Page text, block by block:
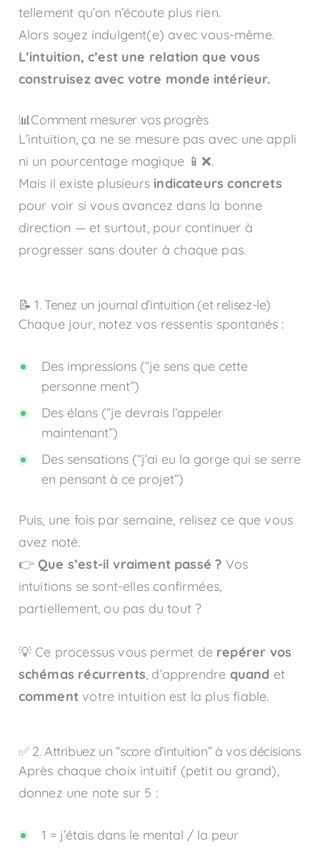
tellement qu’on n’écoute plus rien.
Alors soyez indulgent(e) avec vous-même.
L’intuition, c’est une relation que vous
construisez avec votre monde intérieur.
📊Comment mesurer vos progrès
L’intuition, ça ne se mesure pas avec une appli
ni un pourcentage magique 📱❌.
Mais il existe plusieurs indicateurs concrets
pour voir si vous avancez dans la bonne
direction — et surtout, pour continuer à
progresser sans douter à chaque pas.
📝 1. Tenez un journal d’intuition (et relisez-le)
Chaque jour, notez vos ressentis spontanés :
Des impressions (“je sens que cette
personne ment”)
Des élans (“je devrais l’appeler
maintenant”)
Des sensations (“j’ai eu la gorge qui se serre
en pensant à ce projet”)
Puis, une fois par semaine, relisez ce que vous
avez noté.
👉Que s’est-il vraiment passé ? Vos
intuitions se sont-elles confirmées,
partiellement, ou pas du tout ?
💡 Ce processus vous permet de repérer vos
schémas récurrents, d’apprendre quand et
commentvotre intuition est la plus fiable.
✅ 2. Attribuez un “score d’intuition” à vos décisions
Après chaque choix intuitif (petit ou grand),
donnez une note sur 5 :
1 = j’étais dans le mental / la peur